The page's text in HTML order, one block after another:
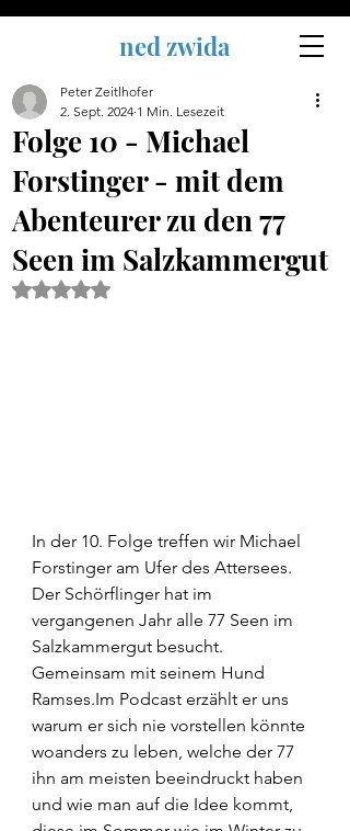
ned zwida
Folge 10 - Michael
Forstinger - mit dem
Abenteurer zu den 77
Seen im Salzkammergut
Peter Zeitlhofer
2. Sept. 2024 1 Min. Lesezeit
Mit NaN von 5 Sternen bewertet.
In der 10. Folge treffen wir Michael
Forstinger am Ufer des Attersees.
Der Schörflinger hat im
vergangenen Jahr alle 77 Seen im
Salzkammergut besucht.
Gemeinsam mit seinem Hund
Ramses.Im Podcast erzählt er uns
warum er sich nie vorstellen könnte
woanders zu leben, welche der 77
ihn am meisten beeindruckt haben
und wie man auf die Idee kommt,